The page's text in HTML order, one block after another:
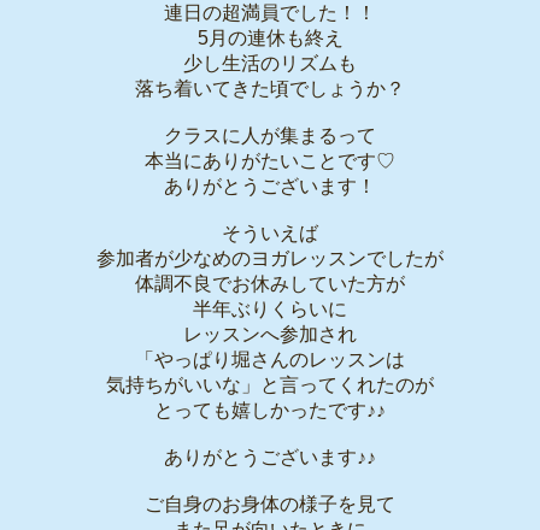
連日の超満員でした！！
5月の連休も終え
少し生活のリズムも
落ち着いてきた頃でしょうか？
クラスに人が集まるって
本当にありがたいことです♡
ありがとうございます！
そういえば
参加者が少なめのヨガレッスンでしたが
体調不良でお休みしていた方が
半年ぶりくらいに
レッスンへ参加され
「やっぱり堀さんのレッスンは
気持ちがいいな」と言ってくれたのが
とっても嬉しかったです♪♪
ありがとうございます♪♪
ご自身のお身体の様子を見て